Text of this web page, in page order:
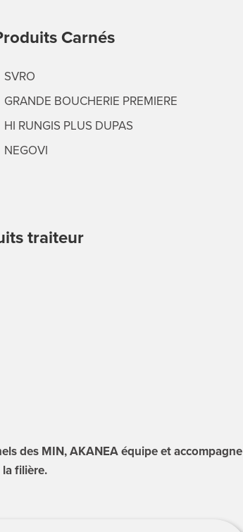
Carnés
SVRO
GRANDE BOUCHERIE PREMIERE
HI RUNGIS PLUS DUPAS
NEGOVI
traiteur
des MIN, AKANEA équipe et accompagne
filière.